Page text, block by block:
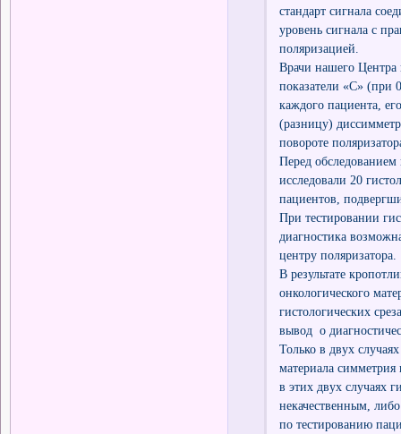
стандарт сигнала
уровень сигнала с
поляризацией.
Врачи нашего Центра
показатели «С» (при
каждого пациента,
(разницу)
повороте
Перед
исследовали 20
пациентов,
При тестировании
диагностика
центру поляризатора.
В результате
онкологического
гистологических
вывод о
Только в двух
материала
в этих двух случаях
некачественным,
по тестированию